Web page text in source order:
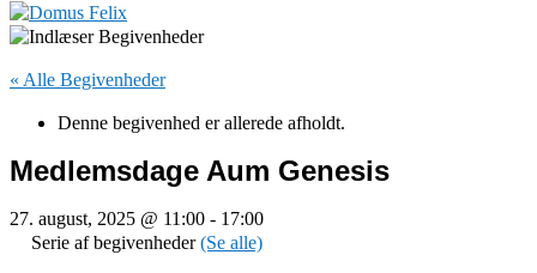
« Alle Begivenheder
Denne begivenhed er allerede afholdt.
Medlemsdage Aum Genesis
27. august, 2025 @ 11:00 - 17:00
Serie af begivenheder(Se alle)